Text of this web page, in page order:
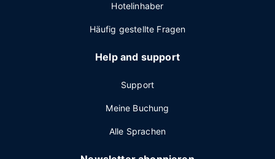
Hotelinhaber
Häufig gestellte Fragen
Help and support
Support
Meine Buchung
Alle Sprachen